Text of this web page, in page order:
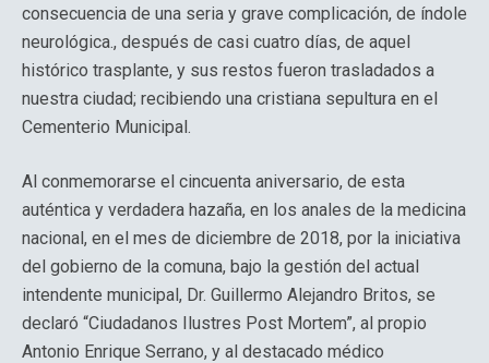
consecuencia de una seria y grave complicación, de índole
neurológica., después de casi cuatro días, de aquel
histórico trasplante, y sus restos fueron trasladados a
nuestra ciudad; recibiendo una cristiana sepultura en el
Cementerio Municipal.
Al conmemorarse el cincuenta aniversario, de esta
auténtica y verdadera hazaña, en los anales de la medicina
nacional, en el mes de diciembre de 2018, por la iniciativa
del gobierno de la comuna, bajo la gestión del actual
intendente municipal, Dr. Guillermo Alejandro Britos, se
declaró “Ciudadanos Ilustres Post Mortem”, al propio
Antonio Enrique Serrano, y al destacado médico